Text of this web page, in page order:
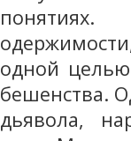
понятиях.
одной
бешенства.
дьявола,